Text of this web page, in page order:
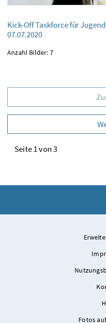
Kick-Off Taskforce für Jugendbeschäftigung
07.07.2020
Kick-Off Taskforce für
07.07.2020
Anzahl Bilder: 7
Seite 1 von 3
Fotos